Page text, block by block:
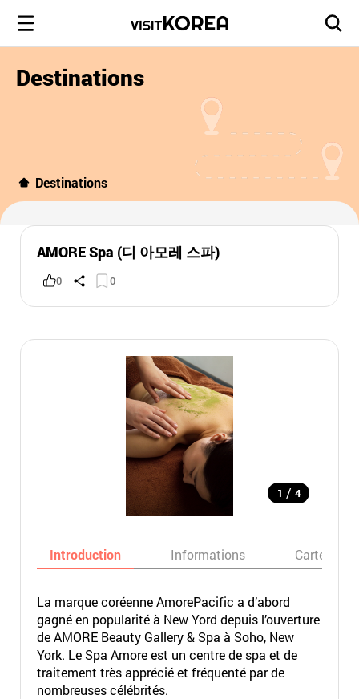
Destinations
Destinations
AMORE Spa (디 아모레 스파)
0 0
1 / 4
Introduction Informations Carte
La marque coréenne AmorePacific a d’abord
gagné en popularité à New Yord depuis l’ouverture
de AMORE Beauty Gallery & Spa à Soho, New
York. Le Spa Amore est un centre de spa et de
traitement très apprécié et fréquenté par de
nombreuses célébrités.